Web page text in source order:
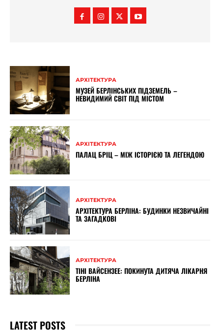
АРХІТЕКТУРА
МУЗЕЙ БЕРЛІНСЬКИХ ПІДЗЕМЕЛЬ –
НЕВИДИМИЙ СВІТ ПІД МІСТОМ
АРХІТЕКТУРА
ПАЛАЦ БРІЦ – МІЖ ІСТОРІЄЮ ТА ЛЕГЕНДОЮ
АРХІТЕКТУРА
АРХІТЕКТУРА БЕРЛІНА: БУДИНКИ НЕЗВИЧАЙНІ
ТА ЗАГАДКОВІ
АРХІТЕКТУРА
ТІНІ ВАЙСЕНЗЕЕ: ПОКИНУТА ДИТЯЧА ЛІКАРНЯ
БЕРЛІНА
LATEST POSTS